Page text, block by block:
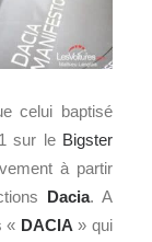
celui baptisé
sur le Bigster
à partir
Dacia. A
« DACIA » qui